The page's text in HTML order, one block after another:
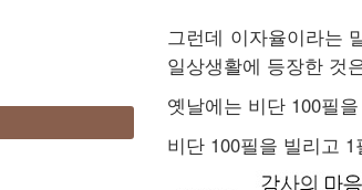
그런데 이자율이라는
일상생활에 등장한 것
옛날에는 비단 100필
비단 100필을 빌리고